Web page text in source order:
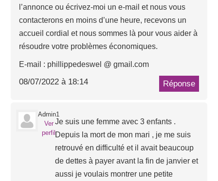
l’annonce ou écrivez-moi un e-mail et nous vous
contacterons en moins d’une heure, recevons un
accueil cordial et nous sommes là pour vous aider à
résoudre votre problèmes économiques.
E-mail : phillippedeswel @ gmail.com
08/07/2022 à 18:14 Réponse
Admin1
Ver
perfil
Je suis une femme avec 3 enfants .
Depuis la mort de mon mari , je me suis
retrouvé en difficulté et il avait beaucoup
de dettes à payer avant la fin de janvier et
aussi je voulais montrer une petite